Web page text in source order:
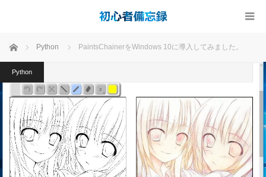
ホーム Python PaintsChainerをWindows 10に導入してみました。
Python